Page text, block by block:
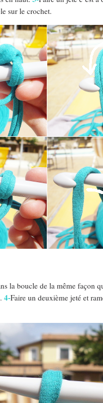
sur le crochet.
la boucle de la même façon
4-Faire un deuxième jeté et